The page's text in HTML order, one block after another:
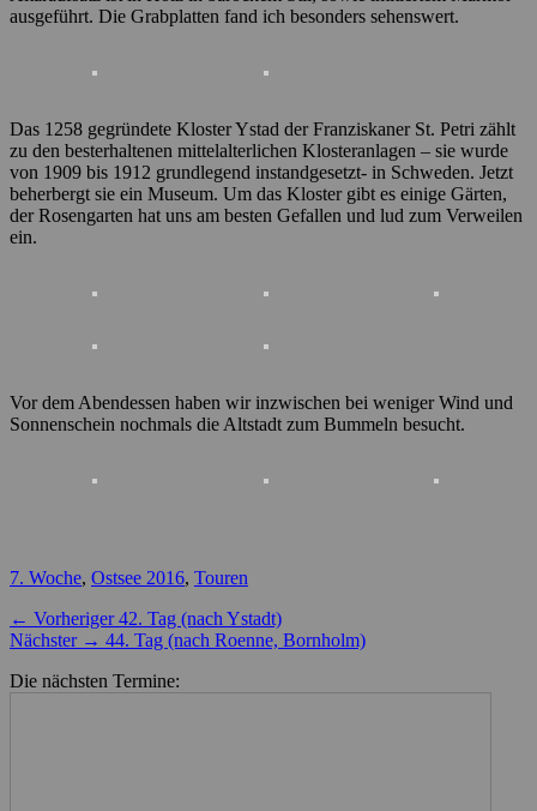
ausgeführt. Die Grabplatten fand ich besonders sehenswert.
Das 1258 gegründete Kloster Ystad der Franziskaner St. Petri zählt
zu den besterhaltenen mittelalterlichen Klosteranlagen – sie wurde
von 1909 bis 1912 grundlegend instandgesetzt- in Schweden. Jetzt
beherbergt sie ein Museum. Um das Kloster gibt es einige Gärten,
der Rosengarten hat uns am besten Gefallen und lud zum Verweilen
ein.
Vor dem Abendessen haben wir inzwischen bei weniger Wind und
Sonnenschein nochmals die Altstadt zum Bummeln besucht.
Kategorien
7. Woche, Ostsee 2016, Touren
Beitragsnavigation
← Vorheriger Vorheriger
Beitrag:
42. Tag (nach Ystadt)
Nächster → Nächster
44. Tag (nach Roenne, Bornholm)
Die nächsten Termine: